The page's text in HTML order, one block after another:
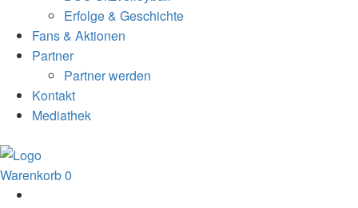
Erfolge & Geschichte
Fans & Aktionen
Partner
Partner werden
Kontakt
Mediathek
Warenkorb0